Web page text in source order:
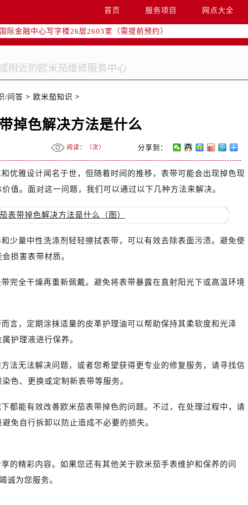
首页 服务项目 网点大全
场写字楼W3座6层602室（需提前预约）
华熙国际中心写字楼D座11层1102室（需提前预约）
际金融中心写字楼26层2603室（需提前预约）
写字楼2座37层3705室（需提前预约）
口）南京中心写字楼22层C1-1室（需提前预约）
场IFC国际金融中心写字楼35层3508室（需提前预约）
融城写字楼1号楼16层1604室（需提前预约）
商务中心东塔写字楼（华润万象城）17层1706室（需提前预约）
厦写字楼A座5层503-5室（需提前预约）
万达广场写字楼4号楼22层2209室（需提前预约）
界贸易中心写字楼A座13层1304室（需提前预约）
号绿地双子塔（中央广场）A1座办公楼14层07室（需提前预约）
中心写字楼（万象城）15层1508室（需提前预约）
国际中心写字楼A塔7层704室（需提前预约）
大厦写字楼17层1701室（需提前预约）
贸大厦写字楼1座30层05室（需提前预约）
城写字楼15层03室（需提前预约）
原中心写字楼24层2406B室（需提前预约）
号世茂环球金融中心写字楼（芙蓉广场）10层13室（需提前预约）
写字楼29层2905室（需提前预约）
名表服务中心（品牌授权店）1层整层（需提前预约）
表服务中心（品牌授权店）1层整层（需提前预约）
力中心T2座写字楼29层03室（需提前预约）
大厦7层G室（需提前预约）
/问答 > 欧米茄知识 >
掉色解决方法是什么
阅读：（次） 分享到：
优雅设计闻名于世，但随着时间的推移，表带可能会出现掉色现
值。面对这一问题，我们可以通过以下几种方法来解决。
少量中性洗涤剂轻轻擦拭表带，可以有效去除表面污渍。避免使
损害表带材质。
完全干燥再重新佩戴。避免将表带暴露在直射阳光下或高温环境
言，定期涂抹适量的皮革护理油可以帮助保持其柔软度和光泽
护理液进行保养。
法无法解决问题，或者您希望获得更专业的修复服务，请寻找信
色、更换或定制新表带等服务。
都能有效改善欧米茄表带掉色的问题。不过，在处理过程中，请
免自行拆卸以防止造成不必要的损失。
的精彩内容。如果您还有其他关于欧米茄手表维护和保养的问
诚为您服务。